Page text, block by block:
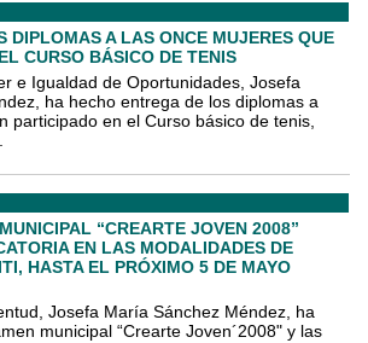
DIPLOMAS A LAS ONCE MUJERES QUE
CURSO BÁSICO DE TENIS
e Igualdad de Oportunidades, Josefa
ha hecho entrega de los diplomas a
participado en el Curso básico de tenis,
“CREARTE JOVEN 2008”
EN LAS MODALIDADES DE
HASTA EL PRÓXIMO 5 DE MAYO
Josefa María Sánchez Méndez, ha
municipal “Crearte Joven´2008" y las